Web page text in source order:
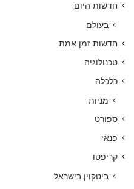
חדשות היום
בעולם
חדשות זמן אמת
טכנולוגיה
כלכלה
מניות
ספורט
פנאי
קריפטו
ביטקוין בישראל